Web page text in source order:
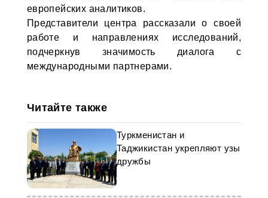
европейских аналитиков.
Представители центра рассказали о своей
работе и направлениях исследований,
подчеркнув значимость диалога с
международными партнерами.
Читайте также
Туркменистан и
Таджикистан укрепляют узы
дружбы